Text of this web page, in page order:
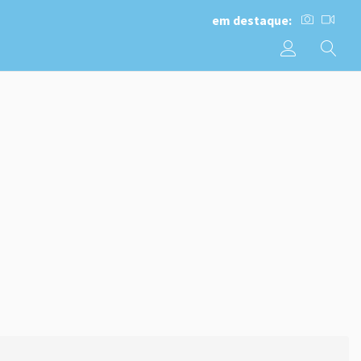
em destaque: